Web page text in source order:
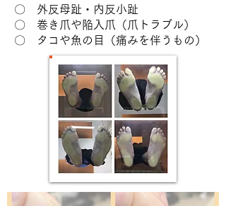
​〇 外反母趾・内反小趾
〇 巻き爪や陥入爪（爪トラブル）
〇 タコや魚の目（痛みを伴うもの）